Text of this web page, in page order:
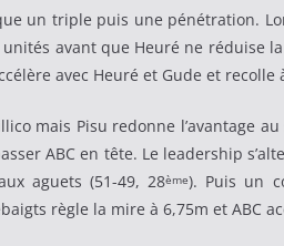
un triple puis une pénétration.
avant que Heuré ne réduise
avec Heuré et Gude et
mais Pisu redonne l’avantage
ABC en tête. Le leadership
aguets (51-49, 28ème). Puis un
règle la mire à 6,75m et ABC